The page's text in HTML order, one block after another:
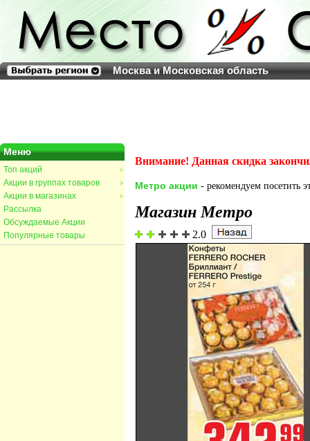
Москва и Московская область
Меню
>
Топ акций
>
Акции в группах товаров
>
Акции в магазинах
Рассылка
Обсуждаемые Акции
Популярные товары
Внимание! Данная скидка
Метро акции - рекомендуем посетить
Магазин Метро
2.0